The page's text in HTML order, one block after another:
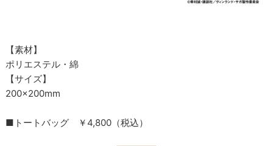
【素材】
ポリエステル・綿
【サイズ】
200×200mm
■トートバッグ ￥4,800（税込）